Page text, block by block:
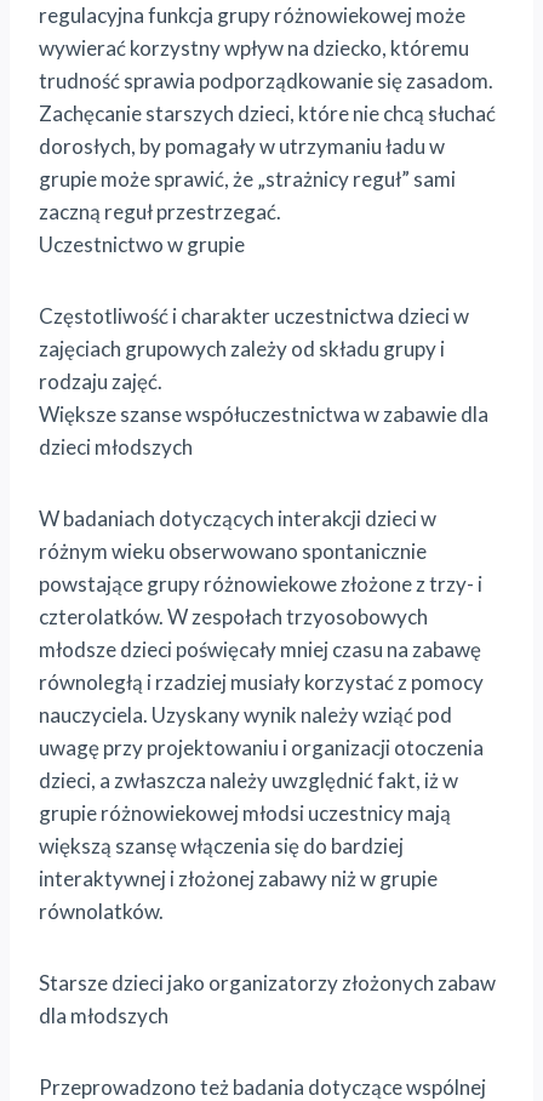
regulacyjna funkcja grupy różnowiekowej może
wywierać korzystny wpływ na dziecko, któremu
trudność sprawia podporządkowanie się zasadom.
Zachęcanie starszych dzieci, które nie chcą słuchać
dorosłych, by pomagały w utrzymaniu ładu w
grupie może sprawić, że „strażnicy reguł” sami
zaczną reguł przestrzegać.
Uczestnictwo w grupie
Częstotliwość i charakter uczestnictwa dzieci w
zajęciach grupowych zależy od składu grupy i
rodzaju zajęć.
Większe szanse współuczestnictwa w zabawie dla
dzieci młodszych
W badaniach dotyczących interakcji dzieci w
różnym wieku obserwowano spontanicznie
powstające grupy różnowiekowe złożone z trzy- i
czterolatków. W zespołach trzyosobowych
młodsze dzieci poświęcały mniej czasu na zabawę
równoległą i rzadziej musiały korzystać z pomocy
nauczyciela. Uzyskany wynik należy wziąć pod
uwagę przy projektowaniu i organizacji otoczenia
dzieci, a zwłaszcza należy uwzględnić fakt, iż w
grupie różnowiekowej młodsi uczestnicy mają
większą szansę włączenia się do bardziej
interaktywnej i złożonej zabawy niż w grupie
równolatków.
Starsze dzieci jako organizatorzy złożonych zabaw
dla młodszych
Przeprowadzono też badania dotyczące wspólnej